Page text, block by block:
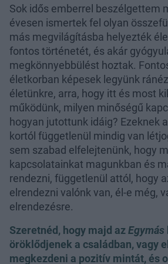
Sok idős emberrel beszélgettem
évesen ismertek fel olyan
más megvilágításba helyezték
fontos történetét, és akár
megkönnyebbülést hoztak.
életkorban képesek legyünk
életünkre, arra, hogy itt és most
működünk, milyen minőségű
hogyan jutottunk idáig? Ezeknek
kortól függetlenül mindig van
sem szabad elfelejtenünk, hogy
kapcsolatainkat magunkban és
rendezni, függetlenül attól, hogy
elrendezni valónk van, él-e még,
elrendezésre.
Szeretnéd, hogy majd azEgymás
öröklődjenek a családban, vagy
megkezdeni a pozitív mintát, és